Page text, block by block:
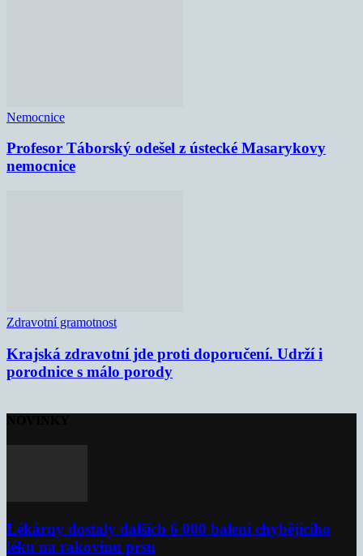
Nemocnice
Profesor Táborský odešel z ústecké Masarykovy
nemocnice
Zdravotní gramotnost
Krajská zdravotní jde proti doporučení. Udrží i
porodnice s málo porody
Lékárny dostaly dalších 6 000 balení chybějícího
léku na rakovinu prsu